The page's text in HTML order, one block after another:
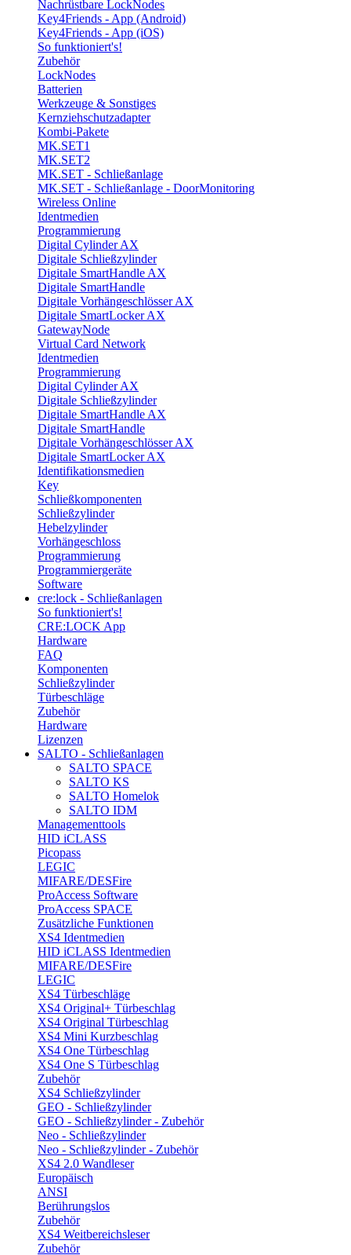
Nachrüstbare LockNodes
Key4Friends - App (Android)
Key4Friends - App (iOS)
So funktioniert's!
Zubehör
LockNodes
Batterien
Werkzeuge & Sonstiges
Kernziehschutzadapter
Kombi-Pakete
MK.SET1
MK.SET2
MK.SET - Schließanlage
MK.SET - Schließanlage - DoorMonitoring
Wireless Online
Identmedien
Programmierung
Digital Cylinder AX
Digitale Schließzylinder
Digitale SmartHandle AX
Digitale SmartHandle
Digitale Vorhängeschlösser AX
Digitale SmartLocker AX
GatewayNode
Virtual Card Network
Identmedien
Programmierung
Digital Cylinder AX
Digitale Schließzylinder
Digitale SmartHandle AX
Digitale SmartHandle
Digitale Vorhängeschlösser AX
Digitale SmartLocker AX
Identifikationsmedien
Key
Schließkomponenten
Schließzylinder
Hebelzylinder
Vorhängeschloss
Programmierung
Programmiergeräte
Software
cre:lock - Schließanlagen
So funktioniert's!
CRE:LOCK App
Hardware
FAQ
Komponenten
Schließzylinder
Türbeschläge
Zubehör
Hardware
Lizenzen
SALTO - Schließanlagen
SALTO SPACE
SALTO KS
SALTO Homelok
SALTO IDM
Managementtools
HID iCLASS
Picopass
LEGIC
MIFARE/DESFire
ProAccess Software
ProAccess SPACE
Zusätzliche Funktionen
XS4 Identmedien
HID iCLASS Identmedien
MIFARE/DESFire
LEGIC
XS4 Türbeschläge
XS4 Original+ Türbeschlag
XS4 Original Türbeschlag
XS4 Mini Kurzbeschlag
XS4 One Türbeschlag
XS4 One S Türbeschlag
Zubehör
XS4 Schließzylinder
GEO - Schließzylinder
GEO - Schließzylinder - Zubehör
Neo - Schließzylinder
Neo - Schließzylinder - Zubehör
XS4 2.0 Wandleser
Europäisch
ANSI
Berührungslos
Zubehör
XS4 Weitbereichsleser
Zubehör